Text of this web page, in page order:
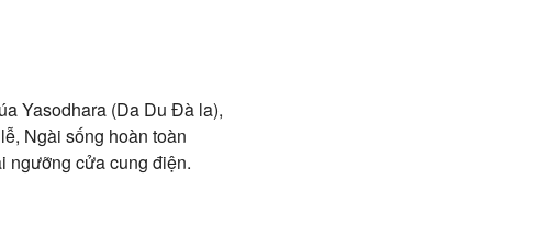
Yasodhara (Da Du Đà la),
Ngài sống hoàn toàn
ngưỡng cửa cung điện.